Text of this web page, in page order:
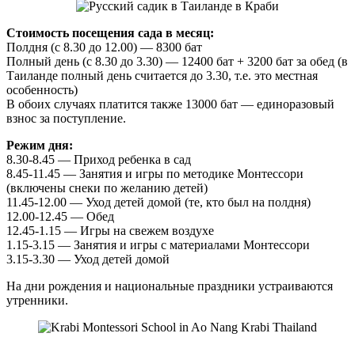
Стоимость посещения сада в месяц:
Полдня (с 8.30 до 12.00) — 8300 бат
Полный день (с 8.30 до 3.30) — 12400 бат + 3200 бат за обед (в
Таиланде полный день считается до 3.30, т.е. это местная
особенность)
В обоих случаях платится также 13000 бат — единоразовый
взнос за поступление.
Режим дня:
8.30-8.45 — Приход ребенка в сад
8.45-11.45 — Занятия и игры по методике Монтессори
(включены снеки по желанию детей)
11.45-12.00 — Уход детей домой (те, кто был на полдня)
12.00-12.45 — Обед
12.45-1.15 — Игры на свежем воздухе
1.15-3.15 — Занятия и игры с материалами Монтессори
3.15-3.30 — Уход детей домой
На дни рождения и национальные праздники устраиваются
утренники.